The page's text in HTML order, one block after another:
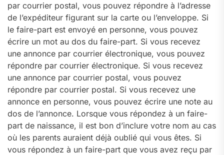
par courrier postal, vous pouvez répondre à l’adresse
de l’expéditeur figurant sur la carte ou l’enveloppe. Si
le faire-part est envoyé en personne, vous pouvez
écrire un mot au dos du faire-part. Si vous recevez
une annonce par courrier électronique, vous pouvez
répondre par courrier électronique. Si vous recevez
une annonce par courrier postal, vous pouvez
répondre par courrier postal. Si vous recevez une
annonce en personne, vous pouvez écrire une note au
dos de l’annonce. Lorsque vous répondez à un faire-
part de naissance, il est bon d’inclure votre nom au cas
où les parents auraient déjà oublié qui vous êtes. Si
vous répondez à un faire-part que vous avez reçu par